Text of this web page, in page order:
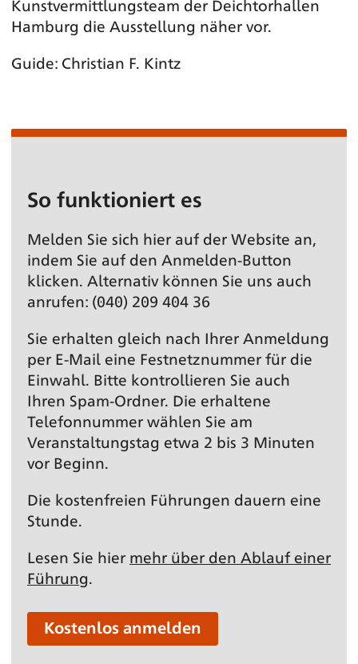
Kunstvermittlungsteam der Deichtorhallen
Hamburg die Ausstellung näher vor.
Guide: Christian F. Kintz
So funktioniert es
Melden Sie sich hier auf der Website an,
indem Sie auf den Anmelden-Button
klicken. Alternativ können Sie uns auch
anrufen: (040) 209 404 36
Sie erhalten gleich nach Ihrer Anmeldung
per E-Mail eine Festnetz­nummer für die
Einwahl. Bitte kontrollieren Sie auch
Ihren Spam-Ordner. Die erhaltene
Telefonnummer wählen Sie am
Veranstaltungs­tag etwa 2 bis 3 Minuten
vor Beginn.
Die kostenfreien Führungen dauern eine
Stunde.
Lesen Sie hier mehr über den Ablauf einer
Führung.
Kostenlos anmelden